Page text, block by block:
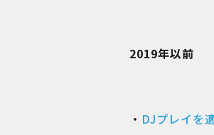
2019年以前
・ DJプレイを